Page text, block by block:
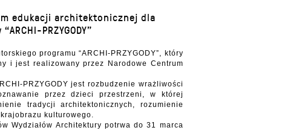
edukacji architektonicznej dla
PRZYGODY”
programu “ARCHI-PRZYGODY”, który
i jest realizowany przez Narodowe Centrum
PRZYGODY jest rozbudzenie wrażliwości
przez dzieci przestrzeni, w której
tradycji architektonicznych, rozumienie
kulturowego.
Wydziałów Architektury potrwa do 31 marca